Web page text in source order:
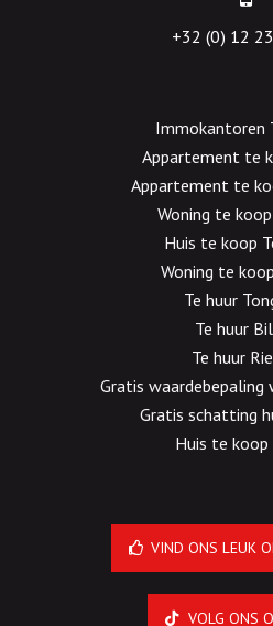
+32 (0) 12
Immokantoren
Appartement te
Appartement te
Woning te
Huis te koop
Woning te
Te huur
Te huur
Te huur
Gratis waardebepaling
Gratis schatting
Huis te koop
VIND ONS LEUK
VOLG ONS